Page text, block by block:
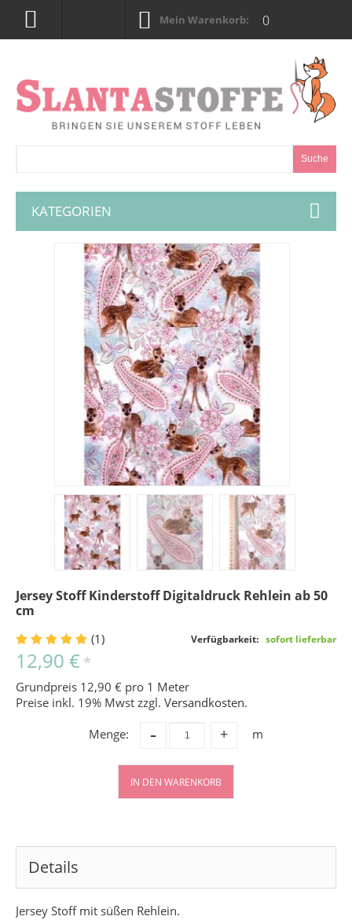
Mein Warenkorb: 0
Suche
KATEGORIEN
Jersey Stoff Kinderstoff Digitaldruck Rehlein ab 50
cm
(1) Verfügbarkeit: sofort lieferbar
12,90 € *
Grundpreis 12,90 € pro 1 Meter
Preise inkl. 19% Mwst zzgl. Versandkosten.
Menge:
+
- m
IN DEN WARENKORB
Details
Jersey Stoff mit süßen Rehlein.